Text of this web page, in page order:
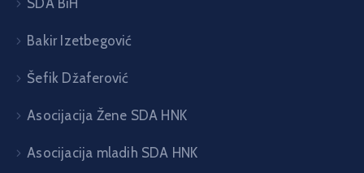
SDA BiH
Bakir Izetbegović
Šefik Džaferović
Asocijacija Žene SDA HNK
Asocijacija mladih SDA HNK